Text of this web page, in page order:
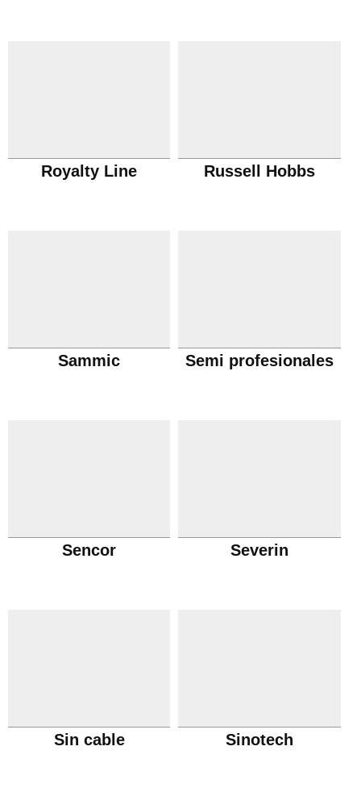
Royalty Line Russell Hobbs
Sammic Semi profesionales
Sencor Severin
Sin cable Sinotech